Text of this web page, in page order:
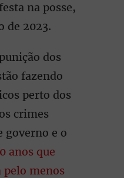
na posse,
de 2023.
dos
fazendo
perto dos
crimes
governo e o
anos que
pelo menos